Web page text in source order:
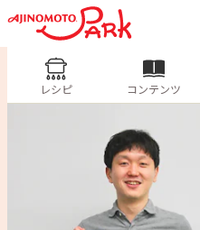
ログインすると
ログイン
ホーム
レシピ
人気の食材・レシピ
きゅうり なす
レシピ コンテンツ